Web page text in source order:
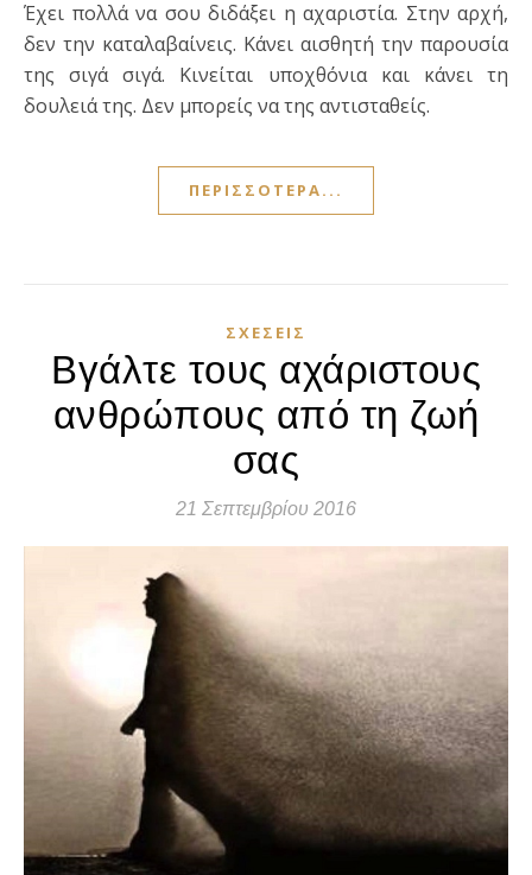
Έχει πολλά να σου διδάξει η αχαριστία. Στην αρχή,
δεν την καταλαβαίνεις. Κάνει αισθητή την παρουσία
της σιγά σιγά. Κινείται υποχθόνια και κάνει τη
δουλειά της. Δεν μπορείς να της αντισταθείς.
ΠΕΡΙΣΣΌΤΕΡΑ...
ΣΧΈΣΕΙΣ
Βγάλτε τους αχάριστους
ανθρώπους από τη ζωή
σας
21 Σεπτεμβρίου 2016